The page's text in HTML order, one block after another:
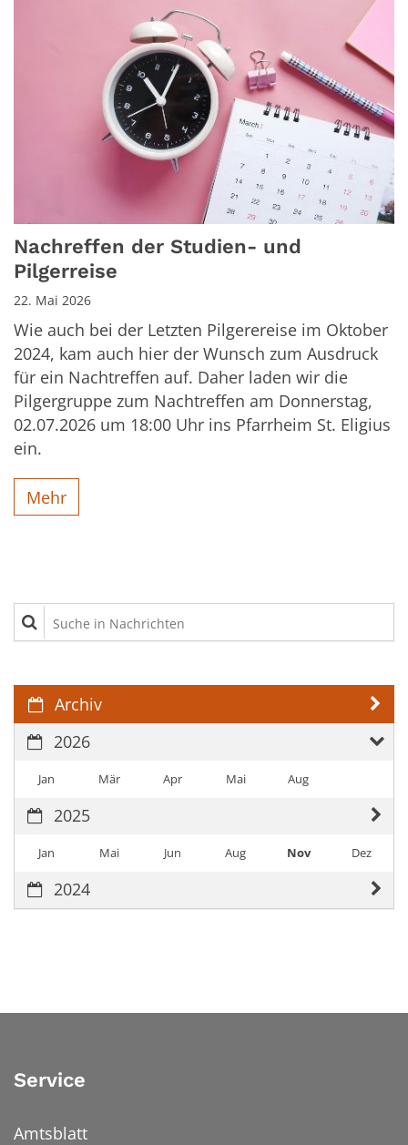
Nachreffen der Studien- und
Pilgerreise
22. Mai 2026
Wie auch bei der Letzten Pilgerereise im Oktober
2024, kam auch hier der Wunsch zum Ausdruck
für ein Nachtreffen auf. Daher laden wir die
Pilgergruppe zum Nachtreffen am Donnerstag,
02.07.2026 um 18:00 Uhr ins Pfarrheim St. Eligius
ein.
Mehr
Suche in Nachrichten
Archiv
2026
Jan Mär Apr Mai Aug
2025
Jan Mai Jun Aug Nov Dez
2024
Service
Amtsblatt